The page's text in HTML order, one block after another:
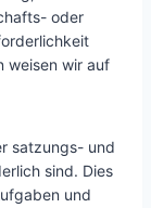
oder
weisen wir auf
satzungs- und
sind. Dies
und